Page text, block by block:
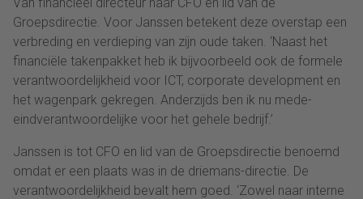
Groepsdirectie. Voor Janssen betekent deze overstap een
verbreding en verdieping van zijn oude taken. ‘Naast het
financiële takenpakket heb ik bijvoorbeeld ook de formele
verantwoordelijkheid voor ICT, corporate development en
het wagenpark gekregen. Anderzijds ben ik nu mede-
eindverantwoordelijke voor het gehele bedrijf.’
Janssen is tot CFO en lid van de Groepsdirectie benoemd
omdat er een plaats was in de driemans-directie. De
verantwoordelijkheid bevalt hem goed. ‘Zowel naar interne